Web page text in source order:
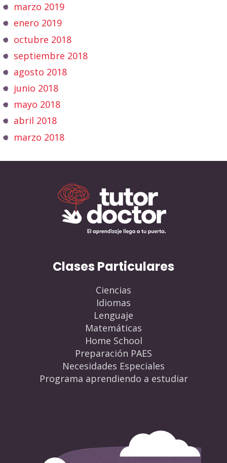
marzo 2019
enero 2019
octubre 2018
septiembre 2018
agosto 2018
junio 2018
mayo 2018
abril 2018
marzo 2018
Clases Particulares
Ciencias
Idiomas
Lenguaje
Matemáticas
Home School
Preparación PAES
Necesidades Especiales
Programa aprendiendo a estudiar